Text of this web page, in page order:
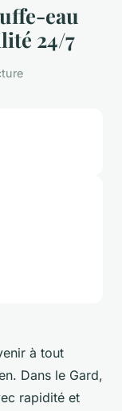
eau
24/7
à tout
Dans le Gard,
rapidité et